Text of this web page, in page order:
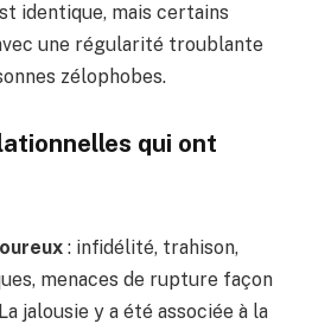
identique, mais certains
une régularité troublante
zélophobes.
qui ont
: infidélité, trahison,
menaces de rupture façon
jalousie y a été associée à la